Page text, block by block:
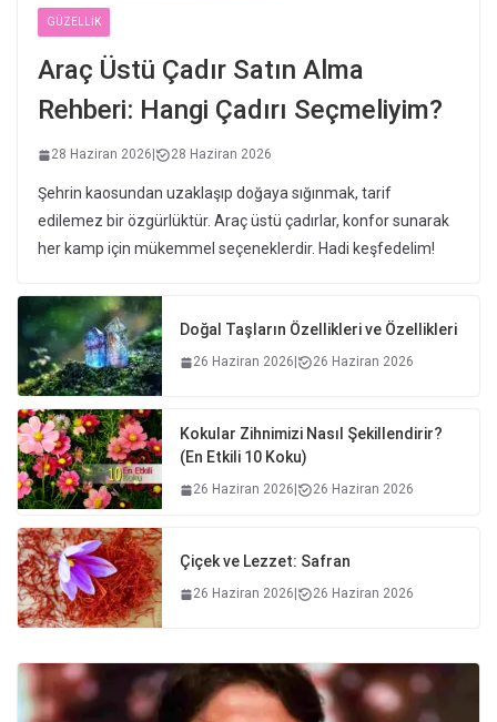
GÜZELLIK
Araç Üstü Çadır Satın Alma
Rehberi: Hangi Çadırı Seçmeliyim?
28 Haziran 2026 28 Haziran 2026
Şehrin kaosundan uzaklaşıp doğaya sığınmak, tarif
edilemez bir özgürlüktür. Araç üstü çadırlar, konfor sunarak
her kamp için mükemmel seçeneklerdir. Hadi keşfedelim!
Doğal Taşların Özellikleri ve Özellikleri
26 Haziran 2026 26 Haziran 2026
Kokular Zihnimizi Nasıl Şekillendirir?
(En Etkili 10 Koku)
26 Haziran 2026 26 Haziran 2026
Çiçek ve Lezzet: Safran
26 Haziran 2026 26 Haziran 2026